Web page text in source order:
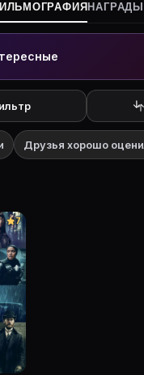
НАГРАДЫ
Друзья хорошо
7